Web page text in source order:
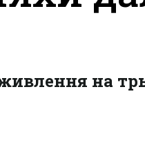
на